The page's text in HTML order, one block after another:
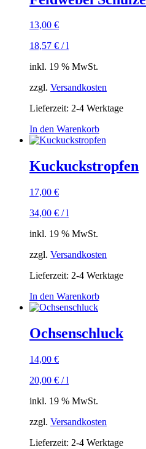
13,00 €
18,57 € /l
inkl. 19 % MwSt.
zzgl. Versandkosten
Lieferzeit: 2-4 Werktage
In den Warenkorb
Kuckuckstropfen
17,00 €
34,00 € /l
inkl. 19 % MwSt.
zzgl. Versandkosten
Lieferzeit: 2-4 Werktage
In den Warenkorb
Ochsenschluck
14,00 €
20,00 € /l
inkl. 19 % MwSt.
zzgl. Versandkosten
Lieferzeit: 2-4 Werktage